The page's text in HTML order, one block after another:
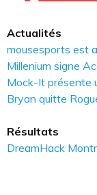
Actualités
mousesports est
Millenium signe
Mock-It présente
Bryan quitte
Résultats
DreamHack